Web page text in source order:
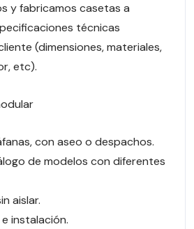
y fabricamos casetas a
técnicas
(dimensiones, materiales,
etc).
con aseo o despachos.
de modelos con diferentes
aislar.
instalación.